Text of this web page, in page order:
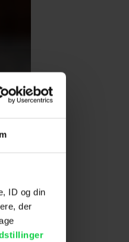
ID og din
der